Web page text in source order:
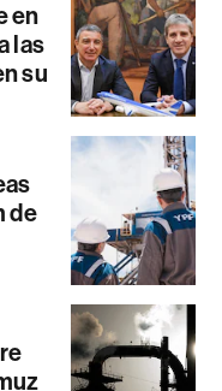
en
las
su
de